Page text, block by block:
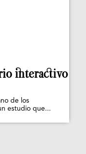
interactivo
de los
estudio que...